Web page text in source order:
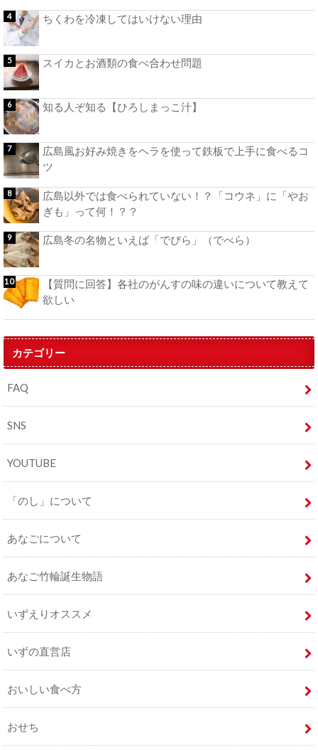
ちくわを冷凍してはいけない理由
スイカとお酒類の食べ合わせ問題
知る人ぞ知る【ひろしまっこ汁】
広島風お好み焼きをヘラを使って鉄板で上手に食べるコ
ツ
広島以外では食べられていない！？「コウネ」に「やお
ぎも」って何！？？
広島冬の名物といえば「でびら」（でべら）
【質問に回答】各社のがんすの味の違いについて教えて
欲しい
カテゴリー
FAQ
SNS
YOUTUBE
「のし」について
あなごについて
あなご竹輪誕生物語
いずえりオススメ
いずの直営店
おいしい食べ方
おせち